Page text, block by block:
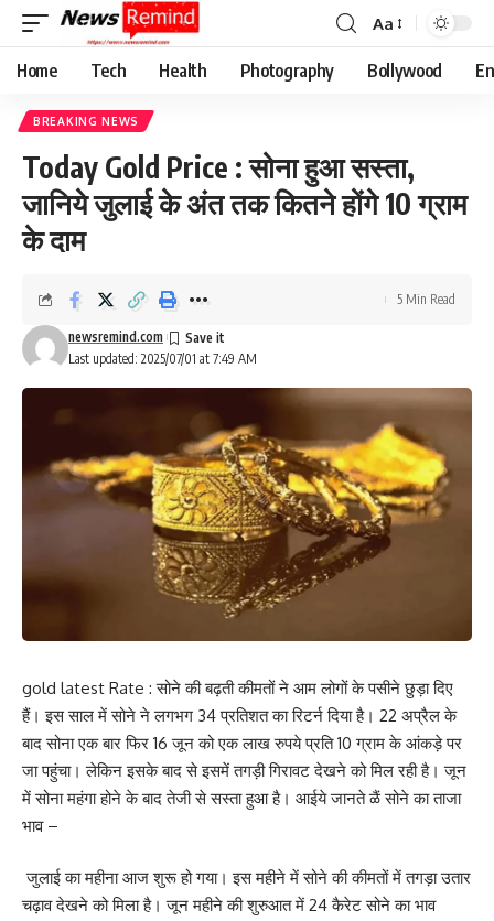
Font
Resizer
Aa
Home Tech Health Photography Bollywood
BREAKING NEWS
Today Gold Price : सोना हुआ सस्ता,
जानिये जुलाई के अंत तक कितने होंगे 10 ग्राम
के दाम
Last updated: 2025/07/01 at 7:49 AM
newsremind.com
5 Min Read
gold latest Rate : सोने की बढ़ती कीमतों ने आम लोगों के पसीने छुड़ा दिए
हैं। इस साल में सोने ने लगभग 34 प्रतिशत का रिटर्न दिया है। 22 अप्रैल के
बाद सोना एक बार फिर 16 जून को एक लाख रुपये प्रति 10 ग्राम के आंकड़े पर
जा पहुंचा। लेकिन इसके बाद से इसमें तगड़ी गिरावट देखने को मिल रही है। जून
में सोना महंगा होने के बाद तेजी से सस्ता हुआ है। आईये जानते ळैं सोने का ताजा
भाव –
जुलाई का महीना आज शुरू हो गया। इस महीने में सोने की कीमतों में तगड़ा उतार
चढ़ाव देखने को मिला है। जून महीने की शुरुआत में 24 कैरेट सोने का भाव